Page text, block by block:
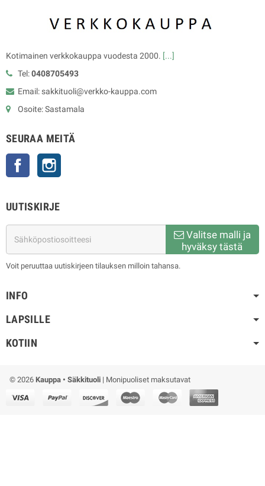
Kotimainen verkkokauppa vuodesta 2000. [...]
Tel:0408705493
Email: sakkituoli@verkko-kauppa.com
Osoite: Sastamala
SEURAA MEITÄ
Facebook
UUTISKIRJE
Valitse malli ja
hyväksy tästä
Voit peruuttaa uutiskirjeen tilauksen milloin tahansa.
INFO
LAPSILLE
KOTIIN
© 2026 Kauppa • Säkkituoli | Monipuoliset maksutavat